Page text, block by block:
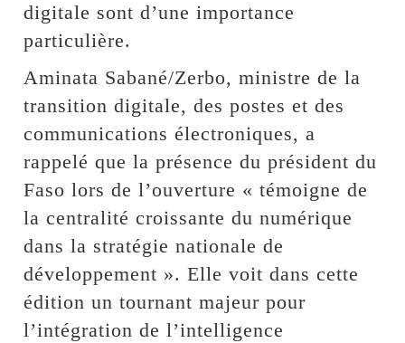
digitale sont d’une importance
particulière.
Aminata Sabané/Zerbo, ministre de la
transition digitale, des postes et des
communications électroniques, a
rappelé que la présence du président du
Faso lors de l’ouverture « témoigne de
la centralité croissante du numérique
dans la stratégie nationale de
développement ». Elle voit dans cette
édition un tournant majeur pour
l’intégration de l’intelligence